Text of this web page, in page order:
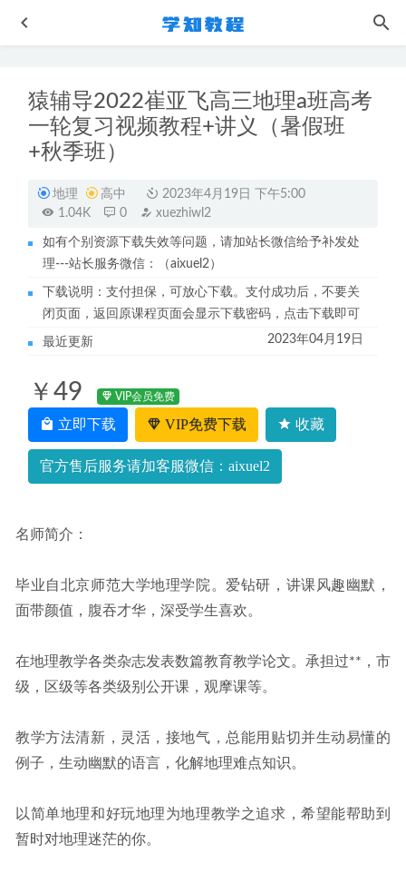
猿辅导2022崔亚飞高三地理a班高考
一轮复习视频教程+讲义（暑假班
+秋季班）
地理 高中
2023年4月19日 下午5:00
1.04K
0 xuezhiwl2
如有个别资源下载失效等问题，请加站长微信给予补发处
理---站长服务微信：（aixuel2）
下载说明：支付担保，可放心下载。支付成功后，不要关
闭页面，返回原课程页面会显示下载密码，点击下载即可
最近更新 2023年04月19日
￥49 VIP会员免费
立即下载 VIP免费下载 收藏
官方售后服务请加客服微信：aixuel2
名师简介：
毕业自北京师范大学地理学院。爱钻研，讲课风趣幽默，
面带颜值，腹吞才华，深受学生喜欢。
在地理教学各类杂志发表数篇教育教学论文。承担过**，市
级，区级等各类级别公开课，观摩课等。
教学方法清新，灵活，接地气，总能用贴切并生动易懂的
例子，生动幽默的语言，化解地理难点知识。
以简单地理和好玩地理为地理教学之追求，希望能帮助到
暂时对地理迷茫的你。
卤菜/卤肉/卤水/卤汁/零基础制作视频教程
猿辅导郑少龙高中物理视频教程+讲义 2022-08-01
作业帮2023康冲高二化学a+春季班课程+讲义笔记
31
高中数学网课教程2023赵礼显高三数学视频教程+讲义百度
云资源下载
技巧
2023-02-21